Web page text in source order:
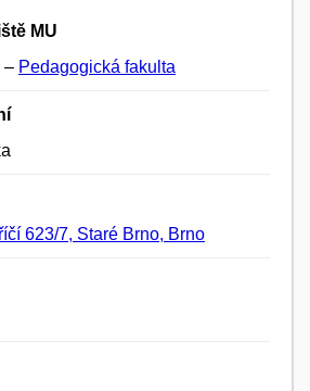
MU
– Pedagogická fakulta
623/7, Staré Brno, Brno